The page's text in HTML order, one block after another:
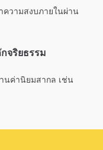
ความสงบภายในผ่าน
จริยธรรม
นค่านิยมสากล เช่น